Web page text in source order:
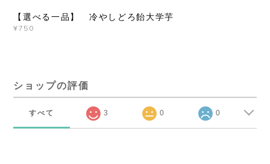
【選べる一品】 冷やしどろ飴大学芋
¥750
ショップの評価
すべて 3 0 0